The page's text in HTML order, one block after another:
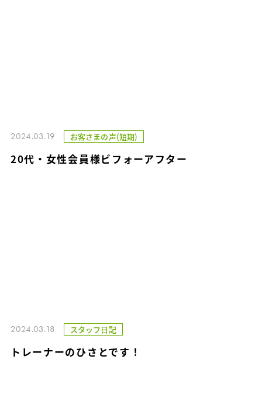
2024.03.19 お客さまの声(短期)
20代・女性会員様ビフォーアフター
2024.03.18 スタッフ日記
トレーナーのひさとです！